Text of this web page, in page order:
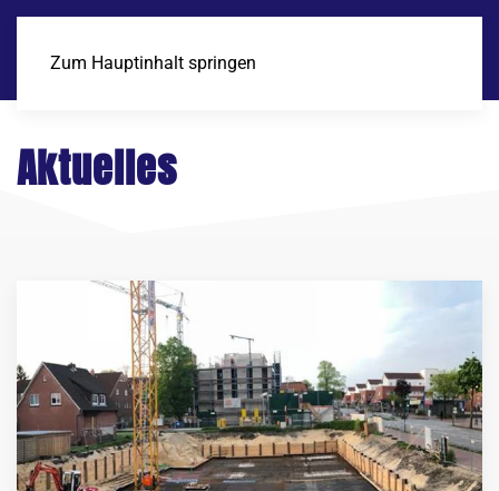
Zum Hauptinhalt springen
Aktuelles